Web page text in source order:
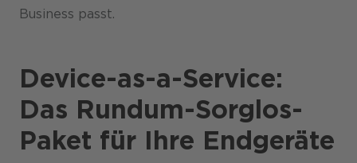
Business passt.
Device-as-a-Service:
Das Rundum-Sorglos-
Paket für Ihre Endgeräte